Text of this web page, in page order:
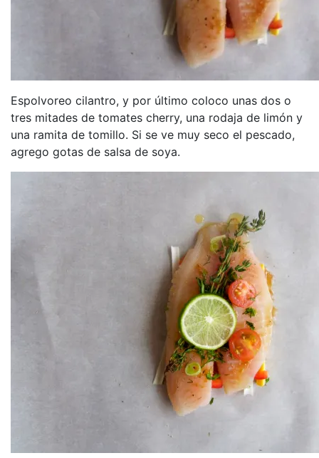
Espolvoreo cilantro, y por último coloco unas dos o
tres mitades de tomates cherry, una rodaja de limón y
una ramita de tomillo. Si se ve muy seco el pescado,
agrego gotas de salsa de soya.